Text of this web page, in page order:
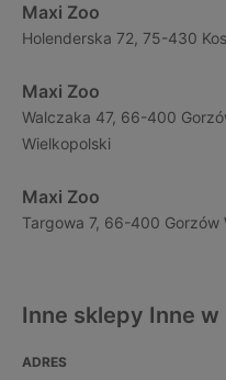
Maxi Zoo
Holenderska 72, 75-430
Maxi Zoo
Walczaka 47, 66-400
Wielkopolski
Maxi Zoo
Targowa 7, 66-400 Gorzów
Inne sklepy Inne
ADRES